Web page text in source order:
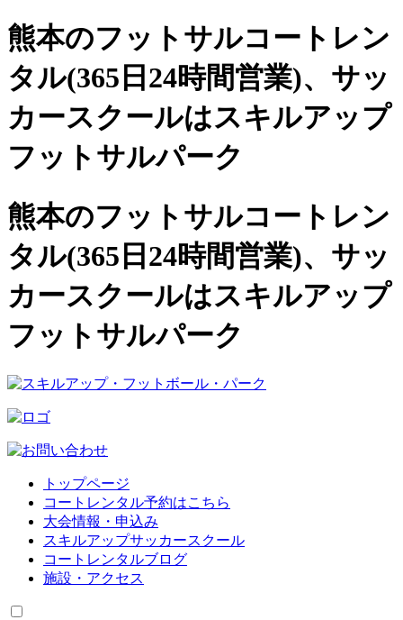
熊本のフットサルコートレン
タル(365日24時間営業)、 サッ
カースクールはスキルアップ
フットサルパーク
熊本のフットサルコートレン
タル(365日24時間営業)、サッ
カースクールはスキルアップ
フットサルパーク
トップページ
コートレンタル予約はこちら
大会情報・申込み
スキルアップサッカースクール
コートレンタルブログ
施設・アクセス